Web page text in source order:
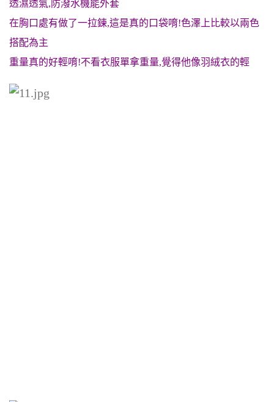
透濕透氣,防潑水機能外套
在胸口處有做了一拉鍊,這是真的口袋唷!色澤上比較以兩色
搭配為主
重量真的好輕唷!不看衣服單拿重量,覺得他像羽絨衣的輕